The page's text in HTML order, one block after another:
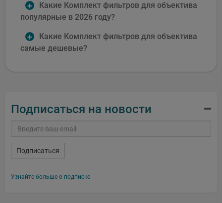
Какие Комплект фильтров для объектива
популярные в 2026 году?
Какие Комплект фильтров для объектива
самые дешевые?
Подписаться на новости
Подписаться
Узнайте больше о подписке